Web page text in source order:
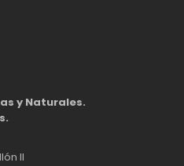
y Naturales.
II